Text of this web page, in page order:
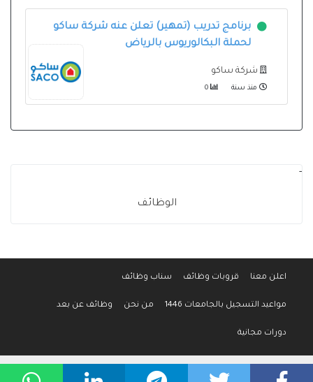
برنامج تدريب (تمهير) تعلن عنه شركة ساكو
لحملة البكالوريوس بالرياض
شركة ساكو
منذ سنة
-
الوظائف
اعلن معنا قروبات وظائف سناب وظائف
مواعيد التسجيل بالجامعات 1446 من نحن وظائف عن بعد
دورات مجانية
جميع الحقوق محفوظة لموقع وظائف المواطن © 2016-2026